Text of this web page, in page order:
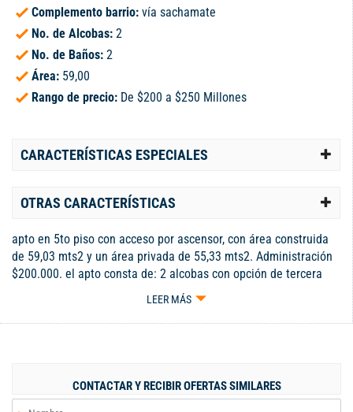
Complemento barrio: vía sachamate
No. de Alcobas: 2
No. de Baños: 2
Área: 59,00
Rango de precio: De $200 a $250 Millones
CARACTERÍSTICAS ESPECIALES
OTRAS CARACTERÍSTICAS
apto en 5to piso con acceso por ascensor, con área construida
de 59,03 mts2 y un área privada de 55,33 mts2. Administración
$200.000. el apto consta de: 2 alcobas con opción de tercera
habitación que esta como estudio, la alcoba principal con baño.
americana, cuarto de oficios para lavandería totalmente
cancha de basquetbol.
LEER MÁS
CONTACTAR Y RECIBIR OFERTAS SIMILARES